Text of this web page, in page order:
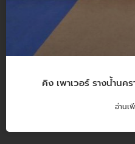
คิง เพาเวอร์ รางน้ำนค
อ่านเ